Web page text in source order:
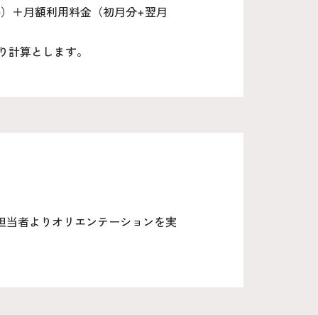
＋月額利用料金（初月分+翌月
算とします。
者よりオリエンテーションを実